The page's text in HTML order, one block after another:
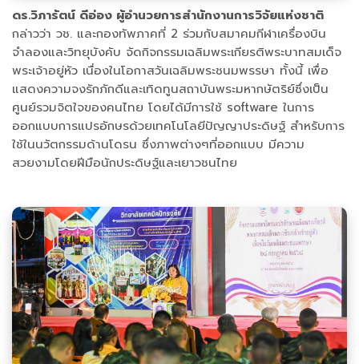
ดร.วิภารัตน์ ดีอ่อง ผู้อำนวยการสำนักงานการวิจัยแห่งชาติ
กล่าวว่า วช. และกองทัพภาคที่ 2 ร่วมกับสมาคมกีฬาเครื่องบิน
จำลองและวิทยุบังคับ จัดกิจกรรมเฉลิมพระเกียรติพระบาทสมเด็จ
พระเจ้าอยู่หัว เนื่องในโอกาสวันเฉลิมพระชนมพรรษา ทั้งนี้ เพื่อ
แสดงความจงรักภักดีและเทิดทูนสถาบันพระมหากษัตริย์ซึ่งเป็น
ศูนย์รวมจิตใจของคนไทย โดยได้มีการใช้ software ในการ
ออกแบบการแปรอักษรด้วยเทคโนโลยีปัญญาประดิษฐ์ สำหรับการ
ใช้ในนวัตกรรมด้านโดรน ซึ่งภาพต่างๆที่ออกแบบ มีความ
สวยงามโดยฝีมือนักประดิษฐ์และเยาวชนไทย